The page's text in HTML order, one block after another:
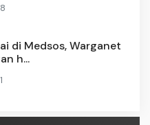
di Medsos, Warganet
h...